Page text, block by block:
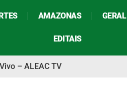
AMAZONAS GERAL
EDITAIS
– ALEAC TV